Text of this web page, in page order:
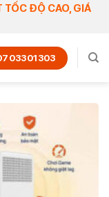
TỐC ĐỘ CAO, GIÁ